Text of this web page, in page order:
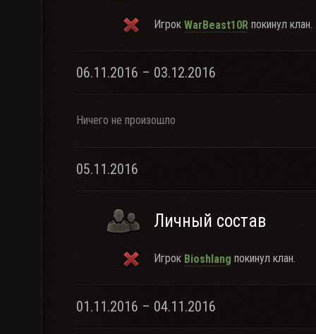
Игрок WarBeast10R покинул клан.
06.11.2016 – 03.12.2016
Ничего не произошло
05.11.2016
Личный состав
Игрок Bioshlang покинул клан.
01.11.2016 – 04.11.2016